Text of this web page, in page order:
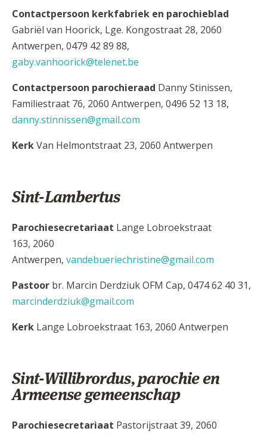
Contactpersoon kerkfabriek en parochieblad
Gabriël van Hoorick, Lge. Kongostraat 28, 2060
Antwerpen, 0479 42 89 88,
gaby.vanhoorick@telenet.be
Contactpersoon parochieraad Danny Stinissen,
Familiestraat 76, 2060 Antwerpen, 0496 52 13 18,
danny.stinnissen@gmail.com
KerkVan Helmontstraat 23, 2060 Antwerpen
Sint-Lambertus
Parochiesecretariaat Lange Lobroekstraat
163, 2060
Antwerpen, vandebueriechristine@gmail.com
Pastoor br. Marcin Derdziuk OFM Cap, 0474 62 40 31,
marcinderdziuk@gmail.com
Kerk Lange Lobroekstraat 163, 2060 Antwerpen
Sint-Willibrordus, parochie en
Armeense gemeenschap
Parochiesecretariaat Pastorijstraat 39, 2060